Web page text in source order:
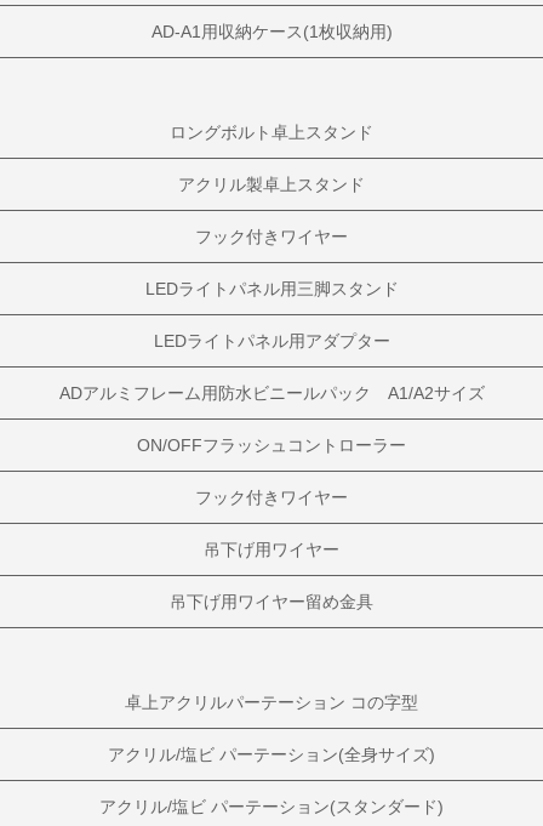
AD-A1用収納ケース(1枚収納用)
ロングボルト卓上スタンド
アクリル製卓上スタンド
フック付きワイヤー
LEDライトパネル用三脚スタンド
LEDライトパネル用アダプター
ADアルミフレーム用防水ビニールパック A1/A2サイズ
ON/OFFフラッシュコントローラー
フック付きワイヤー
吊下げ用ワイヤー
吊下げ用ワイヤー留め金具
卓上アクリルパーテーション コの字型
アクリル/塩ビ パーテーション(全身サイズ)
アクリル/塩ビ パーテーション(スタンダード)